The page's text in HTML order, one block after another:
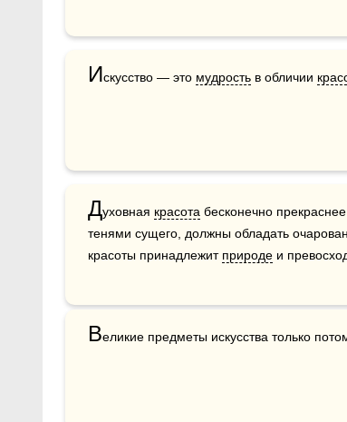
Искусство — это мудрость в обличии
Духовная красота бесконечно
тенями сущего, должны обладать
красоты принадлежит природе и
Великие предметы искусства только